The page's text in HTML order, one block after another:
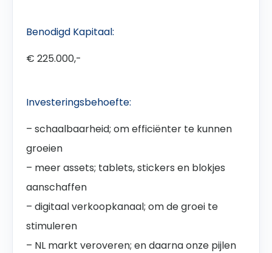
Benodigd Kapitaal:
€ 225.000,-
Investeringsbehoefte:
– schaalbaarheid; om efficiënter te kunnen
groeien
– meer assets; tablets, stickers en blokjes
aanschaffen
– digitaal verkoopkanaal; om de groei te
stimuleren
– NL markt veroveren; en daarna onze pijlen